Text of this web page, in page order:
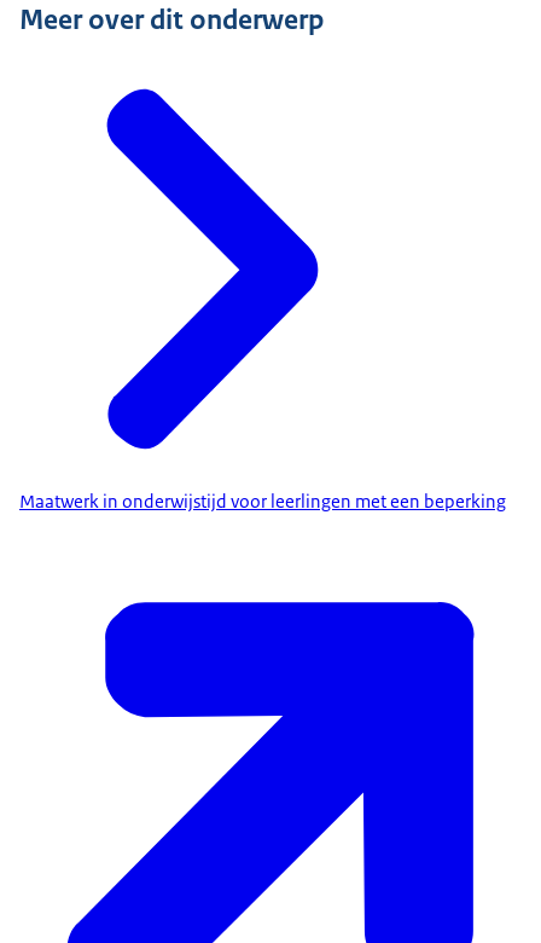
Meer over dit onderwerp
Maatwerk in onderwijstijd voor leerlingen met een beperking